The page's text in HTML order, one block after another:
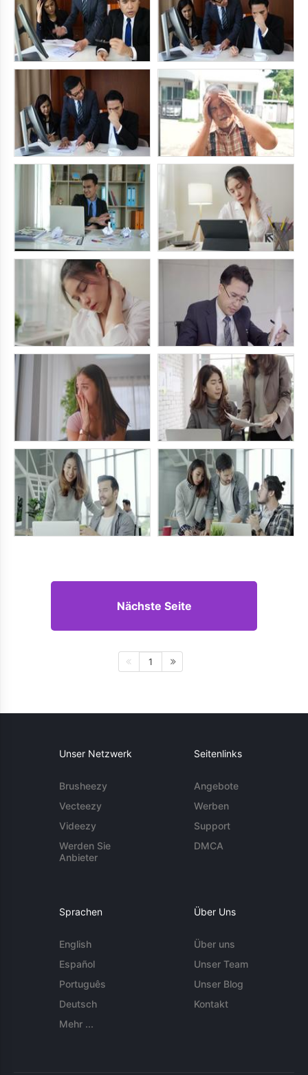
Nächste Seite
1
Unser Netzwerk
Brusheezy
Vecteezy
Videezy
Werden Sie
Anbieter
Seitenlinks
Angebote
Werben
Support
DMCA
Sprachen
English
Español
Português
Deutsch
Mehr ...
Über Uns
Über uns
Unser Team
Unser Blog
Kontakt